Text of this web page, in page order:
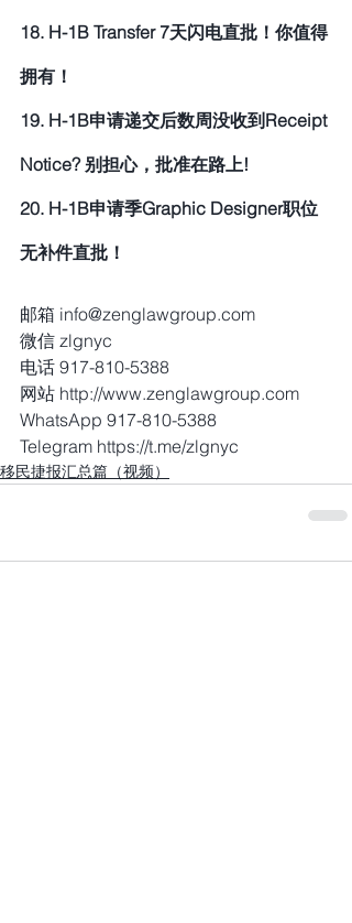
18. H-1B Transfer 7天闪电直批！你值得
拥有！
19. H-1B申请递交后数周没收到Receipt
Notice? 别担心，批准在路上!
20. H-1B申请季Graphic Designer职位
无补件直批！
邮箱 info@zenglawgroup.com
微信 zlgnyc
电话 917-810-5388
网站 http://www.zenglawgroup.com
WhatsApp 917-810-5388
Telegram https://t.me/zlgnyc
移民捷报汇总篇（视频）